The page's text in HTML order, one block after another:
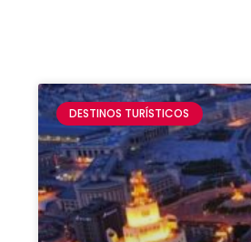
DESTINOS TURÍSTICOS